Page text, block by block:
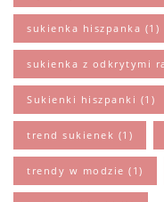
sukienka hiszpanka (1)
sukienka z odkrytymi
Sukienki hiszpanki (1)
trend sukienek (1)
trendy w modzie (1)